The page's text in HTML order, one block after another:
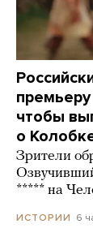
чтобы
о
Зрители
***** на
ИСТОРИИ 6